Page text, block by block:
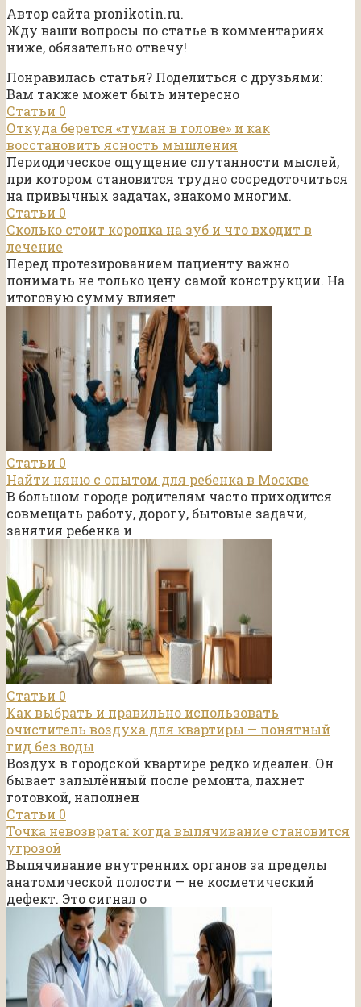
Автор сайта pronikotin.ru.
Жду ваши вопросы по статье в комментариях
ниже, обязательно отвечу!
Понравилась статья? Поделиться с друзьями:
Вам также может быть интересно
Статьи 0
Откуда берется «туман в голове» и как
восстановить ясность мышления
Периодическое ощущение спутанности мыслей,
при котором становится трудно сосредоточиться
на привычных задачах, знакомо многим.
Статьи 0
Сколько стоит коронка на зуб и что входит в
лечение
Перед протезированием пациенту важно
понимать не только цену самой конструкции. На
итоговую сумму влияет
Статьи 0
Найти няню с опытом для ребенка в Москве
В большом городе родителям часто приходится
совмещать работу, дорогу, бытовые задачи,
занятия ребенка и
Статьи 0
Как выбрать и правильно использовать
очиститель воздуха для квартиры — понятный
гид без воды
Воздух в городской квартире редко идеален. Он
бывает запылённый после ремонта, пахнет
готовкой, наполнен
Статьи 0
Точка невозврата: когда выпячивание становится
угрозой
Выпячивание внутренних органов за пределы
анатомической полости — не косметический
дефект. Это сигнал о